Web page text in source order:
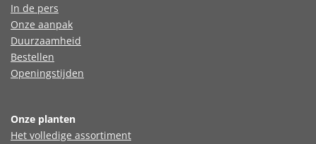
In de pers
Onze aanpak
Duurzaamheid
Bestellen
Openingstijden
Onze planten
Het volledige assortiment